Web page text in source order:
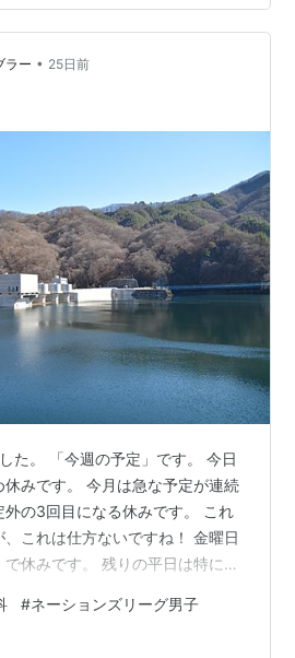
の休みが３日もあったので、か
、仕方ないか？ 来月は盆休みが10
少ないです。 週末は？ まずは理
ラー • 25日前
た。 「今週の予定」です。 今日
みです。 今月は急な予定が連続
外の3回目になる休みです。 これ
これは仕方ないですね！ 金曜日
休みです。 残りの平日は特にあ
ンド」が始まります。 男子は絶
首位で、かなり期待できそうで
#ネーションズリーグ男子